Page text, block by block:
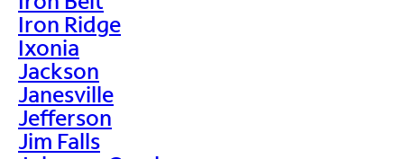
Iron Ridge
Ixonia
Jackson
Janesville
Jefferson
Jim Falls